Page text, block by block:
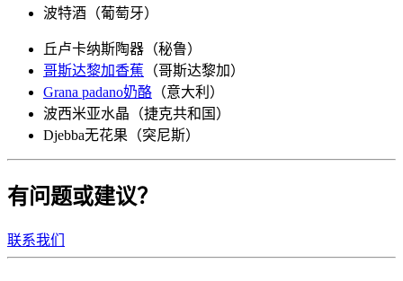
波特酒（葡萄牙）
丘卢卡纳斯陶器（秘鲁）
哥斯达黎加香蕉 ​​​​​​​（哥斯达黎加）
Grana padano奶酪 （意大利）
波西米亚水晶（捷克共和国）
Djebba无花果（突尼斯）
有问题或建议？
联系我们